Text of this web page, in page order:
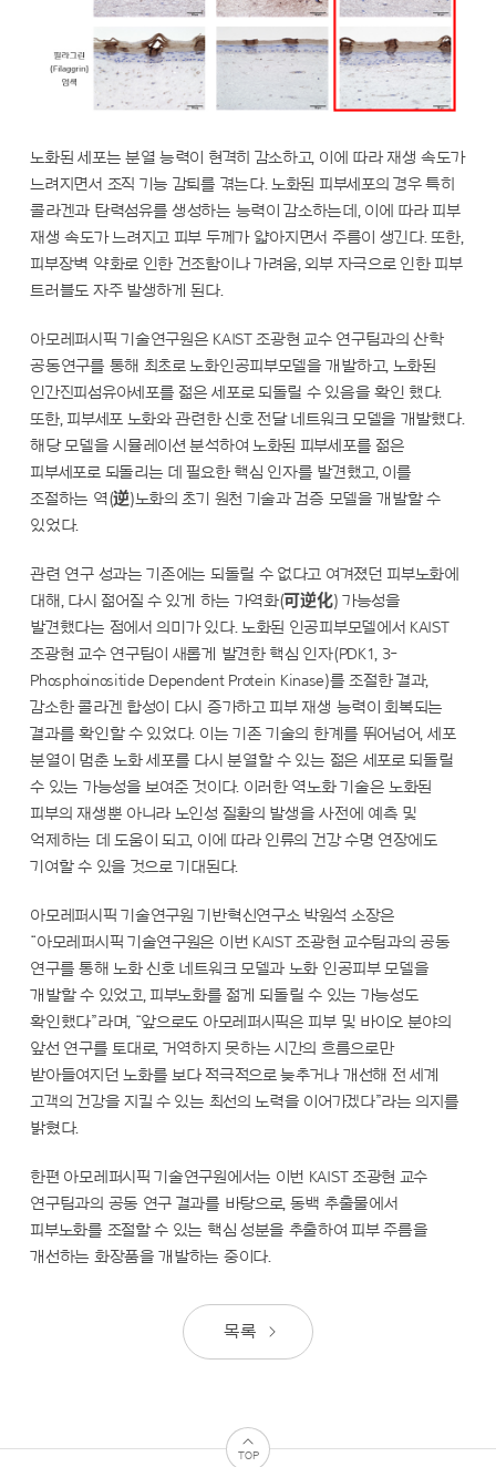
노화된 세포는 분열 능력이 현격히 감소하고, 이에 따라 재생 속도가
느려지면서 조직 기능 감퇴를 겪는다. 노화된 피부세포의 경우 특히
콜라겐과 탄력섬유를 생성하는 능력이 감소하는데, 이에 따라 피부
재생 속도가 느려지고 피부 두께가 얇아지면서 주름이 생긴다. 또한,
피부장벽 약화로 인한 건조함이나 가려움, 외부 자극으로 인한 피부
트러블도 자주 발생하게 된다.
아모레퍼시픽 기술연구원은 KAIST 조광현 교수 연구팀과의 산학
공동연구를 통해 최초로 노화인공피부모델을 개발하고, 노화된
인간진피섬유아세포를 젊은 세포로 되돌릴 수 있음을 확인 했다.
또한, 피부세포 노화와 관련한 신호 전달 네트워크 모델을 개발했다.
해당 모델을 시뮬레이션 분석하여 노화된 피부세포를 젊은
피부세포로 되돌리는 데 필요한 핵심 인자를 발견했고, 이를
조절하는 역(逆)노화의 초기 원천 기술과 검증 모델을 개발할 수
있었다.
관련 연구 성과는 기존에는 되돌릴 수 없다고 여겨졌던 피부노화에
대해, 다시 젊어질 수 있게 하는 가역화(可逆化) 가능성을
발견했다는 점에서 의미가 있다. 노화된 인공피부모델에서 KAIST
조광현 교수 연구팀이 새롭게 발견한 핵심 인자(PDK1, 3-
Phosphoinositide Dependent Protein Kinase)를 조절한 결과,
감소한 콜라겐 합성이 다시 증가하고 피부 재생 능력이 회복되는
결과를 확인할 수 있었다. 이는 기존 기술의 한계를 뛰어넘어, 세포
분열이 멈춘 노화 세포를 다시 분열할 수 있는 젊은 세포로 되돌릴
수 있는 가능성을 보여준 것이다. 이러한 역노화 기술은 노화된
피부의 재생뿐 아니라 노인성 질환의 발생을 사전에 예측 및
억제하는 데 도움이 되고, 이에 따라 인류의 건강 수명 연장에도
기여할 수 있을 것으로 기대된다.
아모레퍼시픽 기술연구원 기반혁신연구소 박원석 소장은
“아모레퍼시픽 기술연구원은 이번 KAIST 조광현 교수팀과의 공동
연구를 통해 노화 신호 네트워크 모델과 노화 인공피부 모델을
개발할 수 있었고, 피부노화를 젊게 되돌릴 수 있는 가능성도
확인했다”라며, “앞으로도 아모레퍼시픽은 피부 및 바이오 분야의
앞선 연구를 토대로, 거역하지 못하는 시간의 흐름으로만
받아들여지던 노화를 보다 적극적으로 늦추거나 개선해 전 세계
고객의 건강을 지킬 수 있는 최선의 노력을 이어가겠다”라는 의지를
밝혔다.
한편 아모레퍼시픽 기술연구원에서는 이번 KAIST 조광현 교수
연구팀과의 공동 연구 결과를 바탕으로, 동백 추출물에서
피부노화를 조절할 수 있는 핵심 성분을 추출하여 피부 주름을
개선하는 화장품을 개발하는 중이다.
목록
TOP